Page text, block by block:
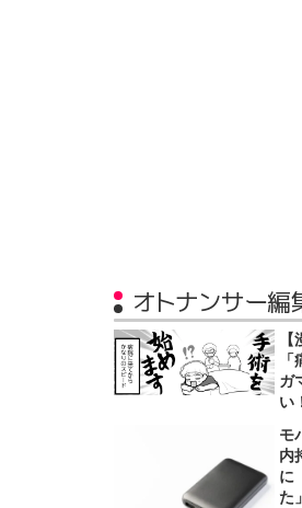
オトナンサー
ガ
い
モ
内
に
た」